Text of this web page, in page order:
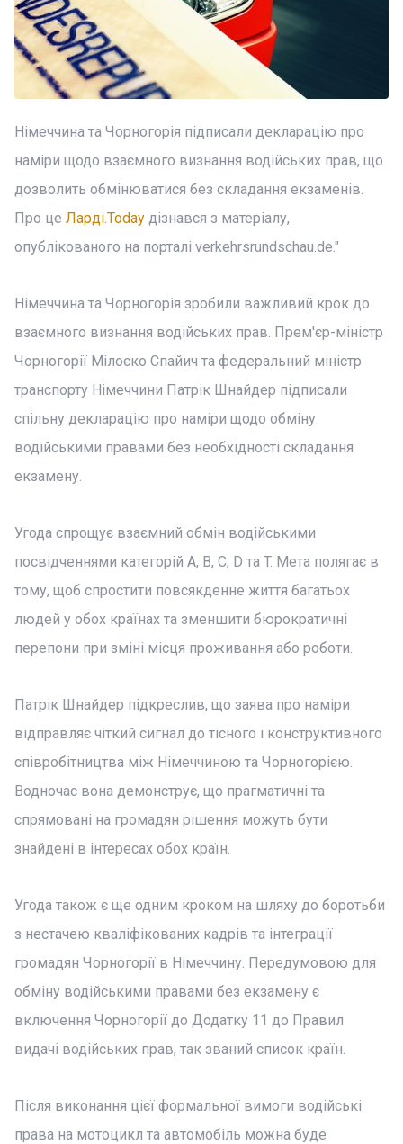
Німеччина та Чорногорія підписали декларацію про
наміри щодо взаємного визнання водійських прав, що
дозволить обмінюватися без складання екзаменів.
Про це Ларді.Today дізнався з матеріалу,
опублікованого на порталі verkehrsrundschau.de."
Німеччина та Чорногорія зробили важливий крок до
взаємного визнання водійських прав. Прем'єр-міністр
Чорногорії Мілоєко Спайич та федеральний міністр
транспорту Німеччини Патрік Шнайдер підписали
спільну декларацію про наміри щодо обміну
водійськими правами без необхідності складання
екзамену.
Угода спрощує взаємний обмін водійськими
посвідченнями категорій A, B, C, D та T. Мета полягає в
тому, щоб спростити повсякденне життя багатьох
людей у обох країнах та зменшити бюрократичні
перепони при зміні місця проживання або роботи.
Патрік Шнайдер підкреслив, що заява про наміри
відправляє чіткий сигнал до тісного і конструктивного
співробітництва між Німеччиною та Чорногорією.
Водночас вона демонструє, що прагматичні та
спрямовані на громадян рішення можуть бути
знайдені в інтересах обох країн.
Угода також є ще одним кроком на шляху до боротьби
з нестачею кваліфікованих кадрів та інтеграції
громадян Чорногорії в Німеччину. Передумовою для
обміну водійськими правами без екзамену є
включення Чорногорії до Додатку 11 до Правил
видачі водійських прав, так званий список країн.
Після виконання цієї формальної вимоги водійські
права на мотоцикл та автомобіль можна буде